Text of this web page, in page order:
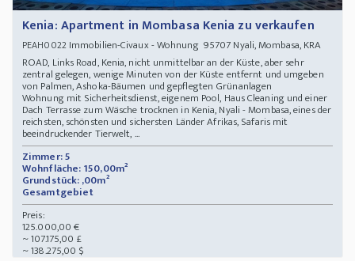
Kenia: Apartment in Mombasa Kenia zu verkaufen
PEAH0022Immobilien-Civaux - Wohnung 95707 Nyali, Mombasa, KRA
ROAD, Links Road, Kenia, nicht unmittelbar an der Küste, aber sehr
zentral gelegen, wenige Minuten von der Küste entfernt und umgeben
von Palmen, Ashoka-Bäumen und gepflegten Grünanlagen
Wohnung mit Sicherheitsdienst, eigenem Pool, Haus Cleaning und einer
Dach Terrasse zum Wäsche trocknen in Kenia, Nyali - Mombasa, eines der
reichsten, schönsten und sichersten Länder Afrikas, Safaris mit
beeindruckender Tierwelt, ...
Zimmer: 5
Wohnfläche: 150,00m²
Grundstück: ,00m²
Gesamtgebiet
Preis:
125.000,00 €
~ 107.175,00 £
~ 138.275,00 $